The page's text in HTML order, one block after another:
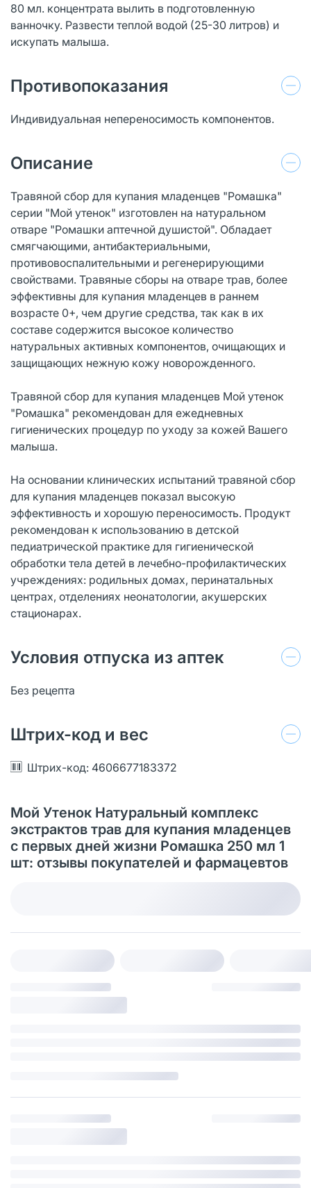
80 мл. концентрата вылить в подготовленную
ванночку. Развести теплой водой (25-30 литров) и
искупать малыша.
Противопоказания
Индивидуальная непереносимость компонентов.
Описание
Травяной сбор для купания младенцев "Ромашка"
серии "Мой утенок" изготовлен на натуральном
отваре "Ромашки аптечной душистой". Обладает
смягчающими, антибактериальными,
противовоспалительными и регенерирующими
свойствами. Травяные сборы на отваре трав, более
эффективны для купания младенцев в раннем
возрасте 0+, чем другие средства, так как в их
составе содержится высокое количество
натуральных активных компонентов, очищающих и
защищающих нежную кожу новорожденного.
Травяной сбор для купания младенцев Мой утенок
"Ромашка" рекомендован для ежедневных
гигиенических процедур по уходу за кожей Вашего
малыша.
На основании клинических испытаний травяной сбор
для купания младенцев показал высокую
эффективность и хорошую переносимость. Продукт
рекомендован к использованию в детской
педиатрической практике для гигиенической
обработки тела детей в лечебно-профилактических
учреждениях: родильных домах, перинатальных
центрах, отделениях неонатологии, акушерских
стационарах.
Условия отпуска из аптек
Без рецепта
Штрих-код и вес
Штрих-код: 4606677183372
Мой Утенок Натуральный комплекс
экстрактов трав для купания младенцев
с первых дней жизни Ромашка 250 мл 1
шт: отзывы покупателей и фармацевтов